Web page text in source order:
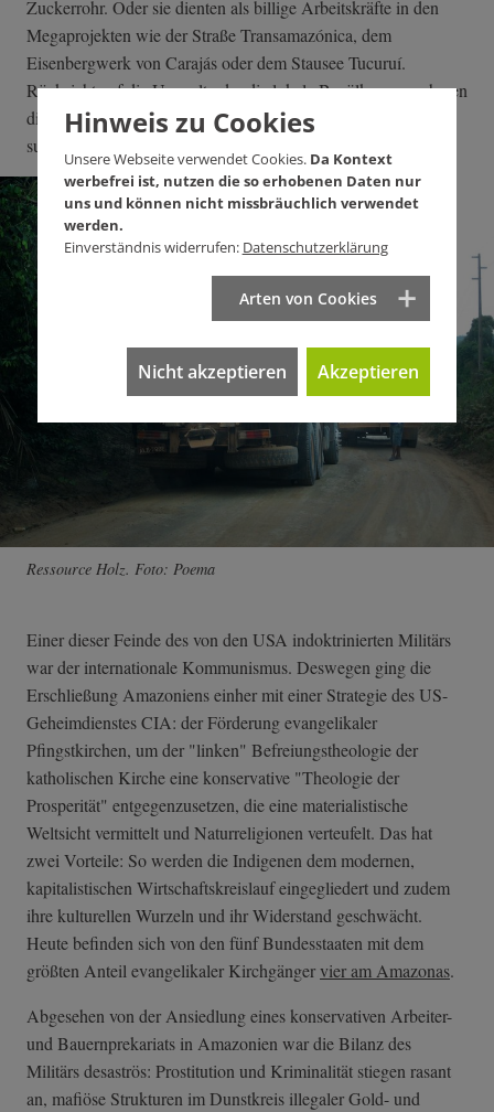
Zuckerrohr. Oder sie dienten als billige Arbeitskräfte in den
Megaprojekten wie der Straße Transamazónica, dem
Eisenbergwerk von Carajás oder dem Stausee Tucuruí.
Rücksicht auf die Umwelt oder die lokale Bevölkerung nahmen
die Streitkräfte damals nicht. Indigene Völker galten ihnen als
suspekte potenzielle Agenten ausländischer Interessen.
Ressource Holz. Foto: Poema
Einer dieser Feinde des von den USA indoktrinierten Militärs
war der internationale Kommunismus. Deswegen ging die
Erschließung Amazoniens einher mit einer Strategie des US-
Geheimdienstes CIA: der Förderung evangelikaler
Pfingstkirchen, um der "linken" Befreiungstheologie der
katholischen Kirche eine konservative "Theologie der
Prosperität" entgegenzusetzen, die eine materialistische
Weltsicht vermittelt und Naturreligionen verteufelt. Das hat
zwei Vorteile: So werden die Indigenen dem modernen,
kapitalistischen Wirtschaftskreislauf eingegliedert und zudem
ihre kulturellen Wurzeln und ihr Widerstand geschwächt.
Heute befinden sich von den fünf Bundesstaaten mit dem
größten Anteil evangelikaler Kirchgängervier am Amazonas.
Abgesehen von der Ansiedlung eines konservativen Arbeiter-
und Bauernprekariats in Amazonien war die Bilanz des
Militärs desaströs: Prostitution und Kriminalität stiegen rasant
an, mafiöse Strukturen im Dunstkreis illegaler Gold- und
Hinweis zu Cookies
Unsere Webseite verwendet Cookies. Da Kontext
werbefrei ist, nutzen die so erhobenen Daten nur
uns und können nicht missbräuchlich verwendet
werden.
Einverständnis widerrufen: Datenschutzerklärung
Arten von Cookies
Nicht akzeptieren Akzeptieren